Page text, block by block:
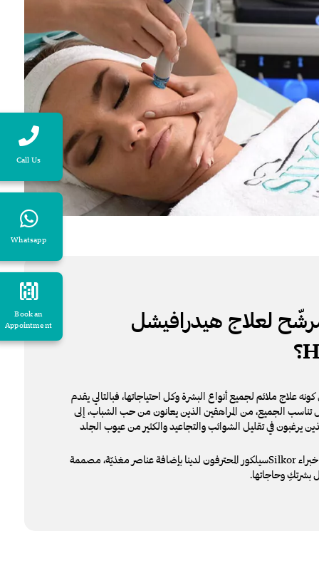
Call Us
Whatsapp
Book an
Appointment
لعلاج هيدرافيشل
؟
علاج ملائم لجميع أنواع البشرة وكل احتياجاتها، فبالتالي يقدم
الجميع، من المراهقين الذين يعانون من حب الشباب، إلى
يرغبون في تقليل الشوائب والتجاعيد والكثير من عيوب الجلد
بناءً على نوع بشرتكِ، سيقوم خبراء Silkorسيلكور المحترفون لدينا بإضافة عناصر مغذيّة، مصممة
وحاجاتها.